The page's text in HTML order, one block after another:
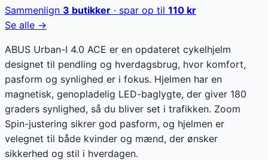
Sammenlign 3 butikker · spar op til 110 kr
Se alle →
ABUS Urban-I 4.0 ACE er en opdateret cykelhjelm
designet til pendling og hverdagsbrug, hvor komfort,
pasform og synlighed er i fokus. Hjelmen har en
magnetisk, genopladelig LED-baglygte, der giver 180
graders synlighed, så du bliver set i trafikken. Zoom
Spin-justering sikrer god pasform, og hjelmen er
velegnet til både kvinder og mænd, der ønsker
sikkerhed og stil i hverdagen.